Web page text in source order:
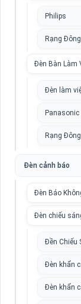
Philips
Rạng Đông
Đèn Bàn Làm
Đèn làm
Panasonic
Rạng Đông
Đèn cảnh báo
Đèn Báo
Đèn chiếu
Đền Chiếu
Đèn khẩn
Đèn khẩn